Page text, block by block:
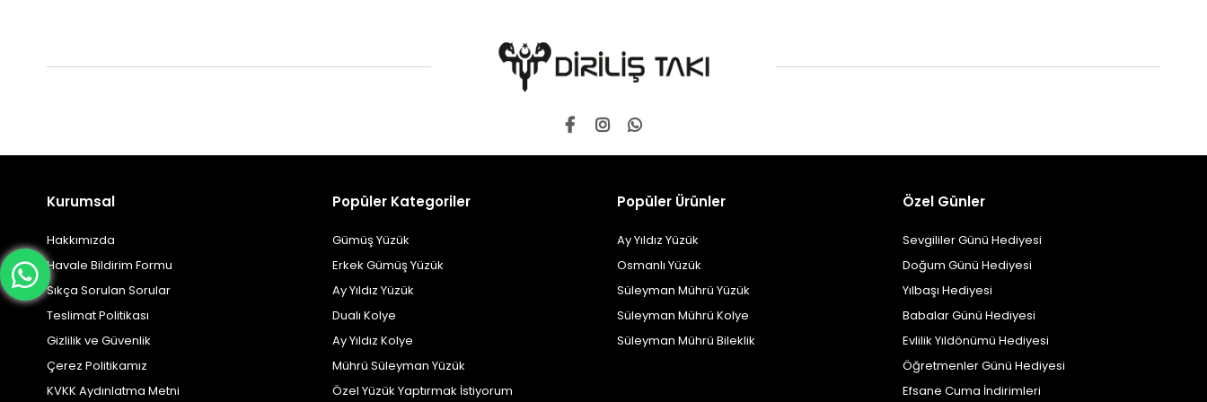
Kurumsal
Hakkımızda
Havale Bildirim Formu
Sıkça Sorulan Sorular
Teslimat Politikası
Gizlilik ve Güvenlik
Çerez Politikamız
KVKK Aydınlatma Metni
Popüler Kategoriler
Gümüş Yüzük
Erkek Gümüş Yüzük
Ay Yıldız Yüzük
Dualı Kolye
Ay Yıldız Kolye
Mührü Süleyman Yüzük
Özel Yüzük Yaptırmak İstiyorum
Popüler Ürünler
Ay Yıldız Yüzük
Osmanlı Yüzük
Süleyman Mührü Yüzük
Süleyman Mührü Kolye
Süleyman Mührü Bileklik
Özel Günler
Sevgililer Günü Hediyesi
Doğum Günü Hediyesi
Yılbaşı Hediyesi
Babalar Günü Hediyesi
Evlilik Yıldönümü Hediyesi
Öğretmenler Günü Hediyesi
Efsane Cuma İndirimleri